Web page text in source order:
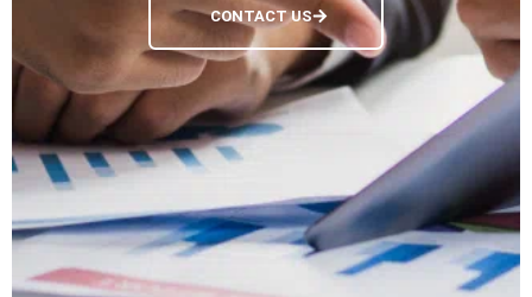
CONTACT US